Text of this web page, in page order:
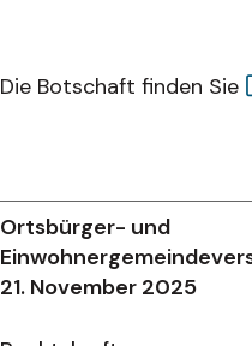
Die Botschaft finden Sie
Ortsbürger- und
21. November 2025